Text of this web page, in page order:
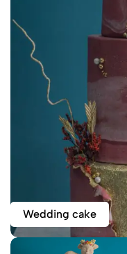
Wedding cake